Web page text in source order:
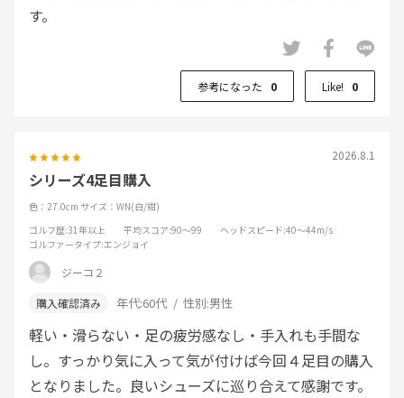
す。
参考になった 0 Like! 0
2026.8.1
シリーズ4足目購入
色：27.0cm サイズ：WN(白/紺)
ゴルフ歴:31年以上 平均スコア:90～99 ヘッドスピード:40～44m/s
ゴルファータイプ:エンジョイ
ジーコ２
年代:60代 性別:男性
軽い・滑らない・足の疲労感なし・手入れも手間な
し。すっかり気に入って気が付けば今回４足目の購入
となりました。良いシューズに巡り合えて感謝です。